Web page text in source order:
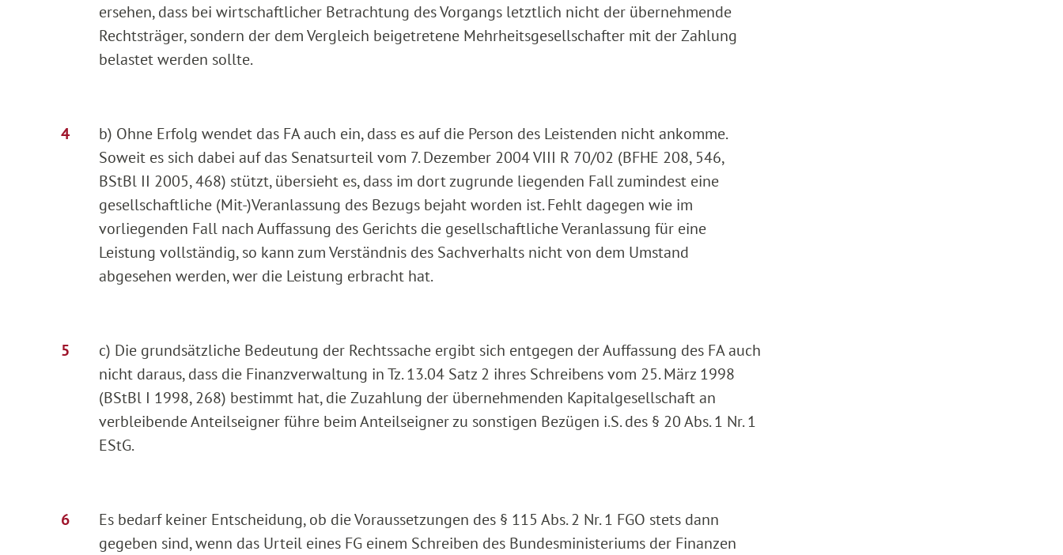
ersehen, dass bei wirtschaftlicher Betrachtung des Vorgangs letztlich nicht der übernehmende
Rechtsträger, sondern der dem Vergleich beigetretene Mehrheitsgesellschafter mit der Zahlung
belastet werden sollte.
b) Ohne Erfolg wendet das FA auch ein, dass es auf die Person des Leistenden nicht ankomme.
Soweit es sich dabei auf das Senatsurteil vom 7. Dezember 2004 VIII R 70/02 (BFHE 208, 546,
BStBl II 2005, 468) stützt, übersieht es, dass im dort zugrunde liegenden Fall zumindest eine
gesellschaftliche (Mit-)Veranlassung des Bezugs bejaht worden ist. Fehlt dagegen wie im
vorliegenden Fall nach Auffassung des Gerichts die gesellschaftliche Veranlassung für eine
Leistung vollständig, so kann zum Verständnis des Sachverhalts nicht von dem Umstand
abgesehen werden, wer die Leistung erbracht hat.
c) Die grundsätzliche Bedeutung der Rechtssache ergibt sich entgegen der Auffassung des FA auch
nicht daraus, dass die Finanzverwaltung in Tz. 13.04 Satz 2 ihres Schreibens vom 25. März 1998
(BStBl I 1998, 268) bestimmt hat, die Zuzahlung der übernehmenden Kapitalgesellschaft an
verbleibende Anteilseigner führe beim Anteilseigner zu sonstigen Bezügen i.S. des § 20 Abs. 1 Nr. 1
EStG.
Es bedarf keiner Entscheidung, ob die Voraussetzungen des § 115 Abs. 2 Nr. 1 FGO stets dann
gegeben sind, wenn das Urteil eines FG einem Schreiben des Bundesministeriums der Finanzen